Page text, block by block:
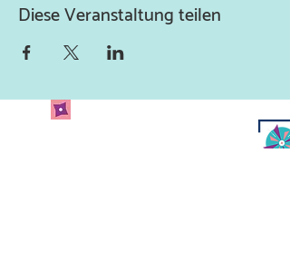
Diese Veranstaltung teilen